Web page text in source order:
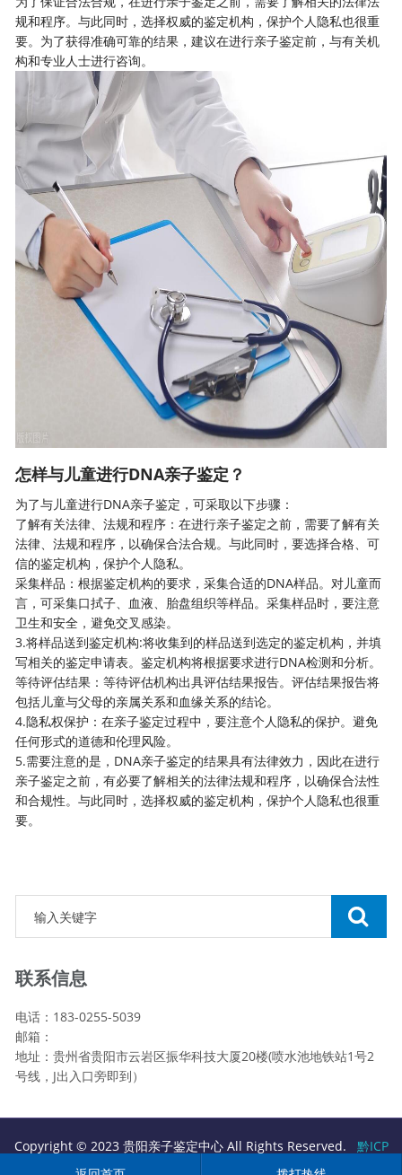
规和程序。与此同时，选择权威的鉴定机构，保护个人隐私也很重
要。为了获得准确可靠的结果，建议在进行亲子鉴定前，与有关机
构和专业人士进行咨询。
怎样与儿童进行DNA亲子鉴定？
为了与儿童进行DNA亲子鉴定，可采取以下步骤：
了解有关法律、法规和程序：在进行亲子鉴定之前，需要了解有关
法律、法规和程序，以确保合法合规。与此同时，要选择合格、可
信的鉴定机构，保护个人隐私。
采集样品：根据鉴定机构的要求，采集合适的DNA样品。对儿童而
言，可采集口拭子、血液、胎盘组织等样品。采集样品时，要注意
卫生和安全，避免交叉感染。
3.将样品送到鉴定机构:将收集到的样品送到选定的鉴定机构，并填
写相关的鉴定申请表。鉴定机构将根据要求进行DNA检测和分析。
等待评估结果：等待评估机构出具评估结果报告。评估结果报告将
包括儿童与父母的亲属关系和血缘关系的结论。
4.隐私权保护：在亲子鉴定过程中，要注意个人隐私的保护。避免
任何形式的道德和伦理风险。
5.需要注意的是，DNA亲子鉴定的结果具有法律效力，因此在进行
亲子鉴定之前，有必要了解相关的法律法规和程序，以确保合法性
和合规性。与此同时，选择权威的鉴定机构，保护个人隐私也很重
要。
联系信息
电话：183-0255-5039
邮箱：
地址：贵州省贵阳市云岩区振华科技大厦20楼(喷水池地铁站1号2
号线，J出入口旁即到）
Copyright © 2023 贵阳亲子鉴定中心 All Rights Reserved. 黔ICP